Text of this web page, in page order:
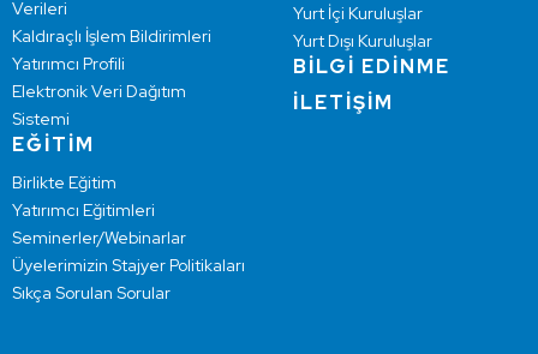
Verileri
Kaldıraçlı İşlem Bildirimleri
Yatırımcı Profili
Elektronik Veri Dağıtım
Sistemi
EĞİTİM
Birlikte Eğitim
Yatırımcı Eğitimleri
Seminerler/Webinarlar
Üyelerimizin Stajyer Politikaları
Sıkça Sorulan Sorular
Yurt İçi Kuruluşlar
Yurt Dışı Kuruluşlar
BİLGİ EDİNME
İLETİŞİM